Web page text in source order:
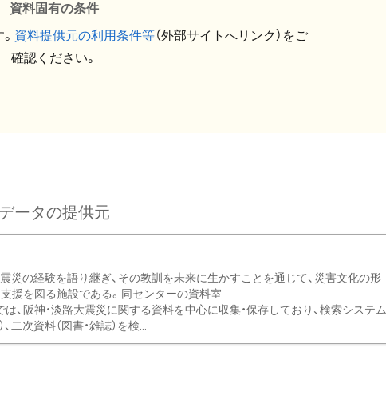
資料固有の条件
資料提供元の利用条件等（外部サイトへリンク）をご
確認ください。
データの提供元
災の経験を語り継ぎ、その教訓を未来に生かすことを通じて、災害文化の形
援を図る施設である。同センターの資料室
阪神・淡路大震災に関する資料を中心に収集・保存しており、検索システム
二次資料（図書・雑誌）を検...